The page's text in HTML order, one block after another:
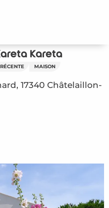
Kareta
MAISON
17340 Châtelaillon-